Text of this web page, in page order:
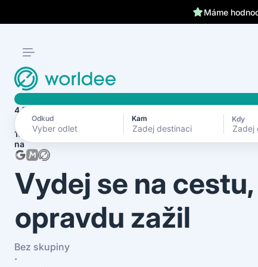
Klientům kryjeme záda
Odkud Kam Kdy
Zadej
4.7
1870+ recenzí
na
Vydej se na
opravdu zažil
Bez skupiny
·